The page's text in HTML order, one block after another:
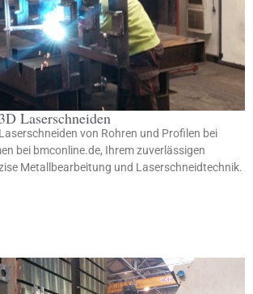
Laserschneiden
von Rohren und Profilen bei
bei bmconline.de, Ihrem zuverlässigen
Metallbearbeitung und Laserschneidtechnik.